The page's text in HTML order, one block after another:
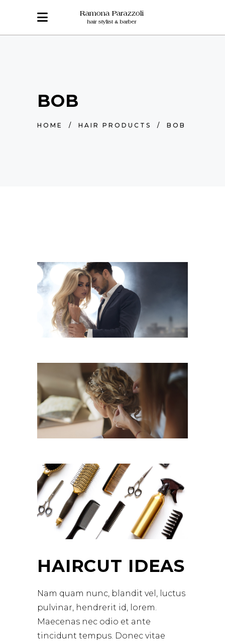
BOB
HOME / HAIR PRODUCTS / BOB
HAIRCUT IDEAS
Nam quam nunc, blandit vel, luctus
pulvinar, hendrerit id, lorem.
Maecenas nec odio et ante
tincidunt tempus. Donec vitae